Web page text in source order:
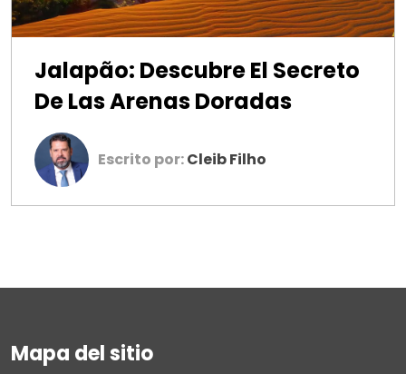
Jalapão: Descubre El Secreto
De Las Arenas Doradas
Escrito por:Cleib Filho
Mapa del sitio